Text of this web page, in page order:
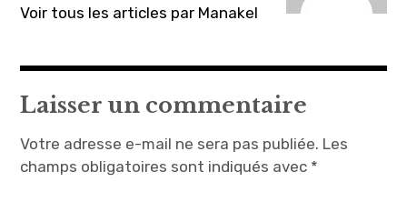
Voir tous les articles par Manakel
Laisser un commentaire
Votre adresse e-mail ne sera pas publiée. Les
champs obligatoires sont indiqués avec *